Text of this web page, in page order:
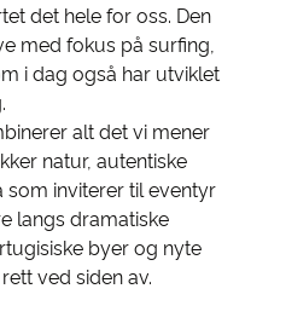
det hele for oss. Den
med fokus på surfing,
i dag også har utviklet
alt det vi mener
natur, autentiske
som inviterer til eventyr
langs dramatiske
byer og nyte
ved siden av.